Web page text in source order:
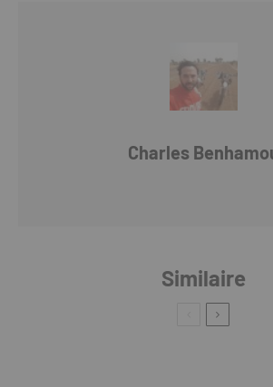
Charles
Similaire